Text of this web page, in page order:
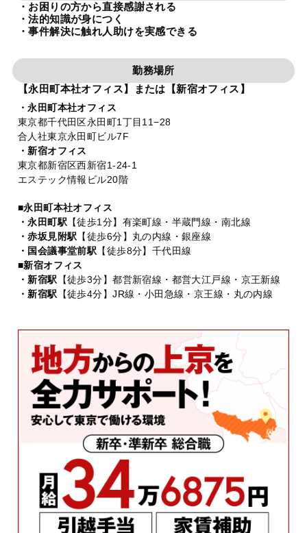
・お困りの方から直接感謝される
・法的知識が身につく
・事件解決に触れ人助けを実感できる
勤務場所
【永田町本社オフィス】または【新宿オフィス】
・永田町本社オフィス
東京都千代田区永田町1丁目11−28
合人社東京永田町ビル7F
・新宿オフィス
東京都新宿区西新宿1-24-1
エステック情報ビル20階
■永田町本社オフィス
・永田町駅 【徒歩1分】有楽町線・半蔵門線・南北線
・赤坂見附駅 【徒歩6分】丸の内線・銀座線
・国会議事堂前駅 【徒歩8分】千代田線
■新宿オフィス
・新宿駅 【徒歩3分】都営新宿線・都営大江戸線・京王新線
・新宿駅 【徒歩4分】JR線・小田急線・京王線・丸の内線